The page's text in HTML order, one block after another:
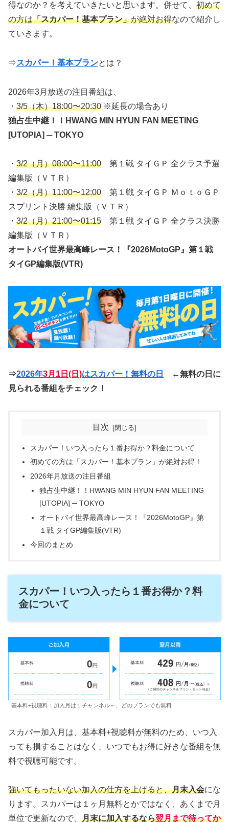
得なのか？を考えていきたいと思います。併せて、 初めて
の方は「スカパー！基本プラン」が絶対お得なので紹介し
ていきます。
⇒スカパー！基本プランとは？
2026年3月放送の注目番組は、
・ 3/5（木）18:00〜20:30 ※延長の場合あり
独占生中継！！HWANG MIN HYUN FAN MEETING
[UTOPIA] ─ TOKYO
・ 3/2（月）08:00〜11:00 第１戦 タイＧＰ 全クラス予選
編集版（ＶＴＲ）
・ 3/2（月）11:00〜12:00 第１戦 タイＧＰ ＭｏｔｏＧＰ
スプリント決勝 編集版（ＶＴＲ）
・ 3/2（月）21:00〜01:15 第１戦 タイＧＰ 全クラス決勝
編集版（ＶＴＲ）
オートバイ世界最高峰レース！『2026MotoGP』第１戦
タイGP編集版(VTR)
⇒2026年3月1日(日)はスカパー！無料の日
←無料の日に
見られる番組をチェック！
目次
スカパー！いつ入ったら１番お得か？料金について
初めての方は「スカパー！基本プラン」が絶対お得！
2026年月放送の注目番組
独占生中継！！HWANG MIN HYUN FAN MEETING
[UTOPIA] ─ TOKYO
オートバイ世界最高峰レース！『2026MotoGP』第
１戦 タイGP編集版(VTR)
今回のまとめ
スカパー！いつ入ったら１番お得か？料
金について
基本料+視聴料：加入月は１チャンネル～、どのプランでも無料
スカパー加入月は、基本料+視聴料が無料のため、いつ入
っても損することはなく、いつでもお得に好きな番組を無
料で視聴可能です。
強いてもったいない加入の仕方を上げると、月末入会にな
ります。スカパーは１ヶ月無料とかではなく、あくまで月
単位で更新なので、 月末に加入するなら翌月まで待ってか